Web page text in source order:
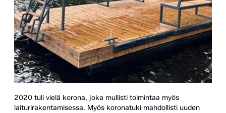
2020 tuli vielä korona, joka mullisti toimintaa myös
laiturirakentamisessa. Myös koronatuki mahdollisti uuden